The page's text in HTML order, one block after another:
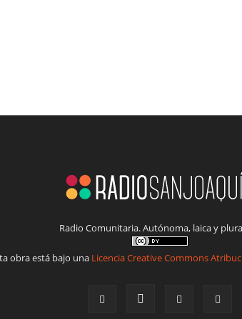
Radio Comunitaria. Autónoma, laica y
obra está bajo una Licencia Creative Commons